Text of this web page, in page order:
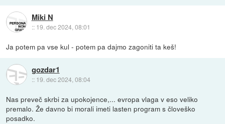
Miki N
:: 19. dec 2024, 08:01
Ja potem pa vse kul - potem pa dajmo zagoniti ta keš!
gozdar1
:: 19. dec 2024, 08:04
Nas preveč skrbi za upokojence,... evropa vlaga v eso veliko
premalo. Že davno bi morali imeti lasten program s človeško
posadko.